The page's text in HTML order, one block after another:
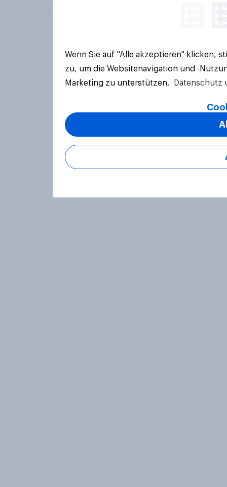
Wenn Sie auf "Alle akzeptieren" klicken,
zu, um die Websitenavigation und -
Marketing zu unterstützen.
Datenschutz